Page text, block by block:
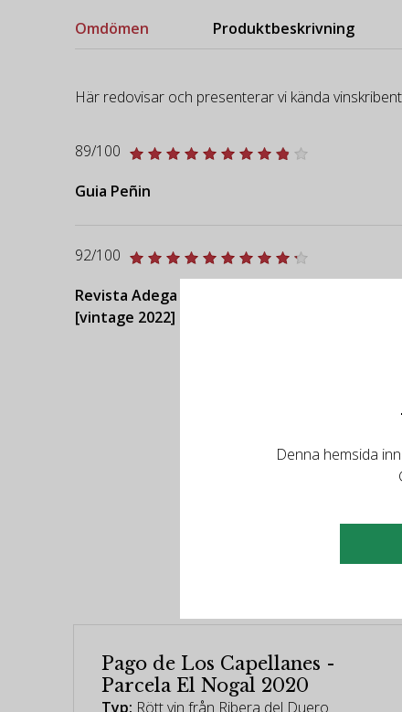
Omdömen Produktbeskrivning
Här redovisar och presenterar vi kända
89/100
Guia Peñin
92/100
Revista Adega
[vintage 2022]
Pago de Los Capellanes -
Parcela El Nogal 2020
Typ: Rött vin från Ribera del Duero
Denna hemsida